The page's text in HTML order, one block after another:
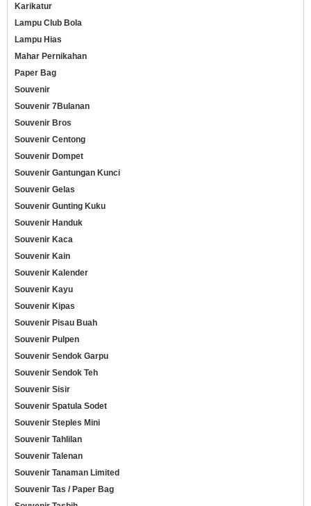
Karikatur
Lampu Club Bola
Lampu Hias
Mahar Pernikahan
Paper Bag
Souvenir
Souvenir 7Bulanan
Souvenir Bros
Souvenir Centong
Souvenir Dompet
Souvenir Gantungan Kunci
Souvenir Gelas
Souvenir Gunting Kuku
Souvenir Handuk
Souvenir Kaca
Souvenir Kain
Souvenir Kalender
Souvenir Kayu
Souvenir Kipas
Souvenir Pisau Buah
Souvenir Pulpen
Souvenir Sendok Garpu
Souvenir Sendok Teh
Souvenir Sisir
Souvenir Spatula Sodet
Souvenir Steples Mini
Souvenir Tahlilan
Souvenir Talenan
Souvenir Tanaman Limited
Souvenir Tas / Paper Bag